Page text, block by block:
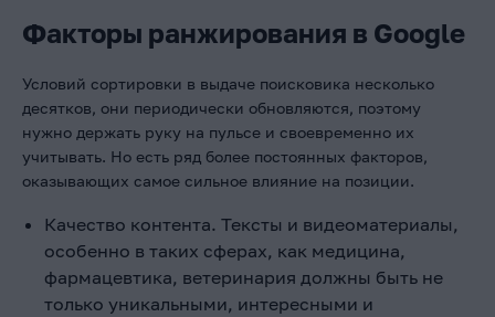
Факторы ранжирования в Google
Условий сортировки в выдаче поисковика несколько
десятков, они периодически обновляются, поэтому
нужно держать руку на пульсе и своевременно их
учитывать. Но есть ряд более постоянных факторов,
оказывающих самое сильное влияние на позиции.
Качество контента. Тексты и видеоматериалы,
особенно в таких сферах, как медицина,
фармацевтика, ветеринария должны быть не
только уникальными, интересными и